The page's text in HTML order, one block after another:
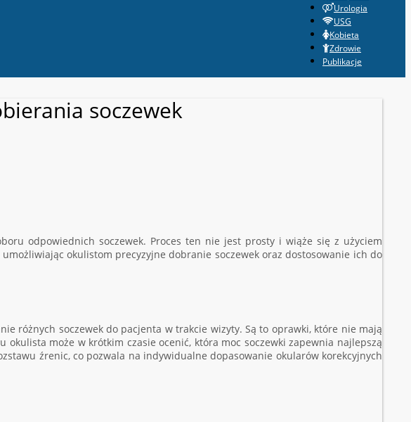
Urologia
USG
Kobieta
Zdrowie
Publikacje
soczewek
odpowiednich soczewek. Proces ten nie jest prosty i wiąże się z użyciem
okulistom precyzyjne dobranie soczewek oraz dostosowanie ich do
różnych soczewek do pacjenta w trakcie wizyty. Są to oprawki, które nie mają
okulista może w krótkim czasie ocenić, która moc soczewki zapewnia najlepszą
źrenic, co pozwala na indywidualne dopasowanie okularów korekcyjnych